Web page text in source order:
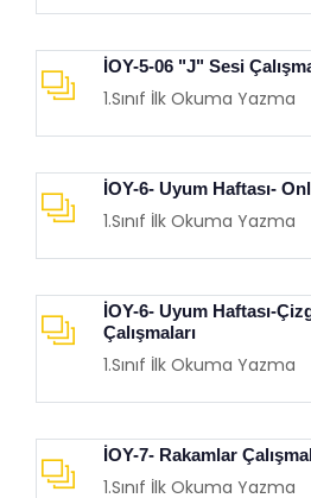
İOY-5-06 "J" Sesi
1.Sınıf İlk Okuma Yazma
İOY-6- Uyum Haftası-
1.Sınıf İlk Okuma Yazma
İOY-6- Uyum Haftası-
Çalışmaları
1.Sınıf İlk Okuma Yazma
İOY-7- Rakamlar
1.Sınıf İlk Okuma Yazma